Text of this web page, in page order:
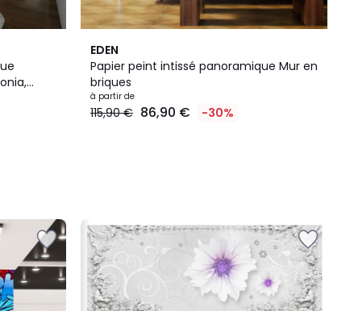
EDEN
Papier peint intissé panoramique Mur en
briques
à partir de
115,90 € 86,90 € -30%